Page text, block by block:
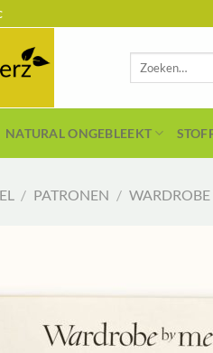
Zoeken
NATURAL ONGEBLEEKT
/ PATRONEN /